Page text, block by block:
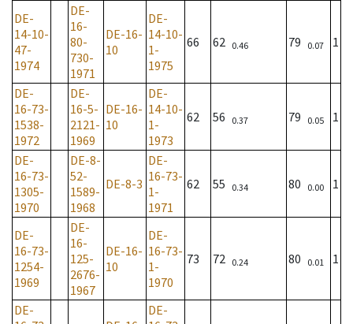
DE-
14-10-
47-
1974
DE-
16-
80-
730-
1971
DE-16-
10
DE-
14-10-
1-
1975
66 62 0.46 79 0.07 1
DE-
16-73-
1538-
1972
DE-
16-5-
2121-
1969
DE-16-
10
DE-
14-10-
1-
1973
62 56 0.37 79 0.05 1
DE-
16-73-
1305-
1970
DE-8-
52-
1589-
1968
DE-8-3
DE-
16-73-
1-
1971
62 55 0.34 80 0.00 1
DE-
16-73-
1254-
1969
DE-
16-
125-
2676-
1967
DE-16-
10
DE-
16-73-
1-
1970
73 72 0.24 80 0.01 1
DE-
DE-